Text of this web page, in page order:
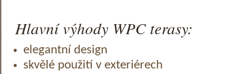
Hlavní výhody WPC terasy:
elegantní design
skvělé použití v exteriérech